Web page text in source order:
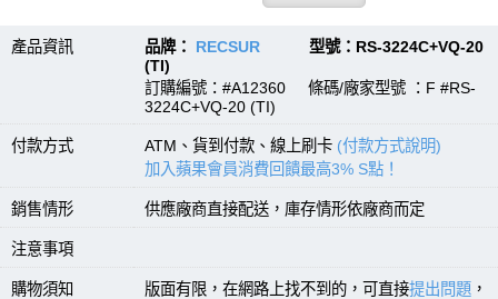
產品資訊 品牌： RECSUR 型號：RS-3224C+VQ-20
(TI)
訂購編號：#A12360 條碼/廠家型號 ：F #RS-
3224C+VQ-20 (TI)
付款方式 ATM、貨到付款、線上刷卡 (付款方式說明)
加入蘋果會員消費回饋最高3% S點！
銷售情形 供應廠商直接配送，庫存情形依廠商而定
注意事項
購物須知 版面有限，在網路上找不到的，可直接提出問題 ，